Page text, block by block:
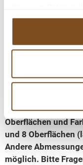
haben.
Die
montiert
100% Kieferholz
Oberflächen und
und 8 Oberflächen
Andere
möglich. Bitte